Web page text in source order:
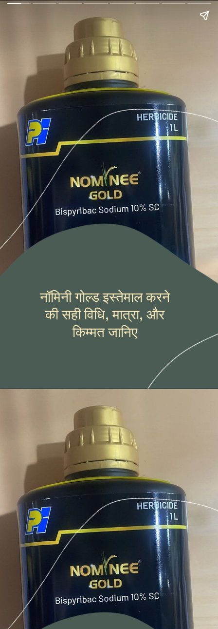
नॉमिनी गोल्ड इस्तेमाल करने
की सही विधि, मात्रा, और
किम्मत जानिए